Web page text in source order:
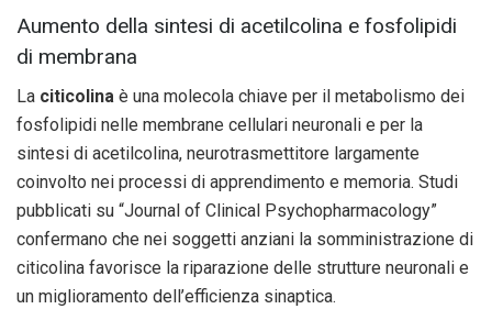
Aumento della sintesi di acetilcolina e fosfolipidi
di membrana
La citicolina è una molecola chiave per il metabolismo dei
fosfolipidi nelle membrane cellulari neuronali e per la
sintesi di acetilcolina, neurotrasmettitore largamente
coinvolto nei processi di apprendimento e memoria. Studi
pubblicati su “Journal of Clinical Psychopharmacology”
confermano che nei soggetti anziani la somministrazione di
citicolina favorisce la riparazione delle strutture neuronali e
un miglioramento dell’efficienza sinaptica.